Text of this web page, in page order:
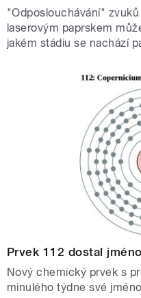
"Odposlouchávání"
laserovým paprskem
jakém stádiu se nachází
Prvek 112 dostal
Nový chemický prvek s
minulého týdne své